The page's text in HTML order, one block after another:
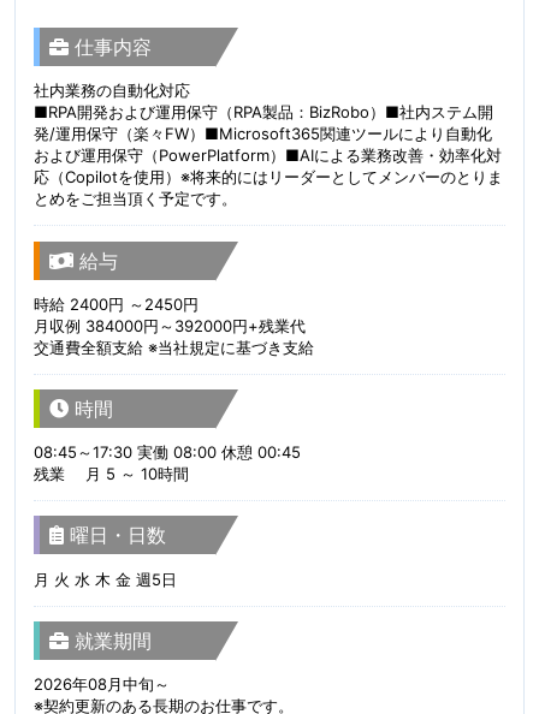
仕事内容
社内業務の自動化対応
■RPA開発および運用保守（RPA製品：BizRobo）■社内ステム開
発/運用保守（楽々FW）■Microsoft365関連ツールにより自動化
および運用保守（PowerPlatform）■AIによる業務改善・効率化対
応（Copilotを使用）※将来的にはリーダーとしてメンバーのとりま
とめをご担当頂く予定です。
給与
時給 2400円 ～2450円
月収例 384000円～392000円+残業代
交通費全額支給 ※当社規定に基づき支給
時間
08:45～17:30 実働 08:00 休憩 00:45
残業 月 5 ～ 10時間
曜日・日数
月 火 水 木 金 週5日
就業期間
2026年08月中旬～
※契約更新のある長期のお仕事です。